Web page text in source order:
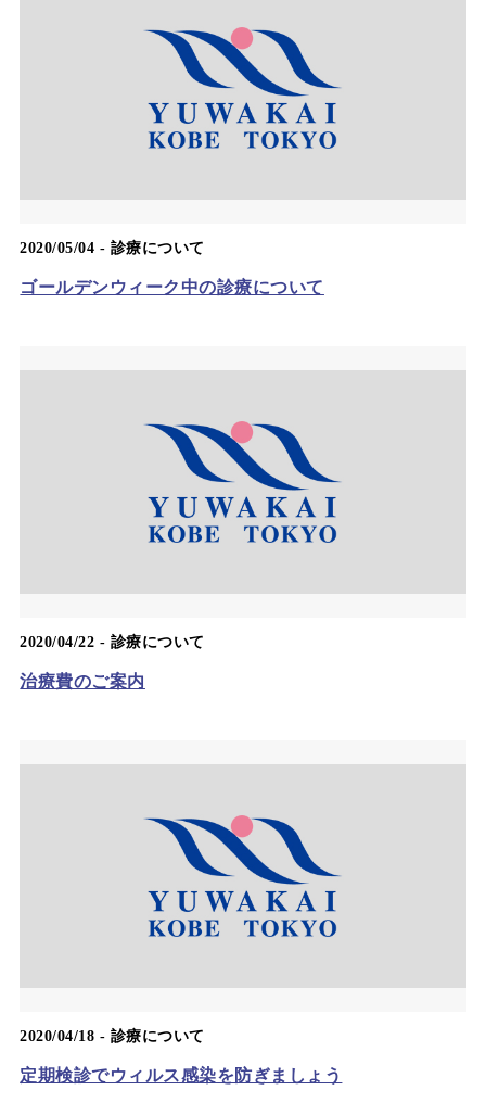
2020/05/04 - 診療について
ゴールデンウィーク中の診療について
2020/04/22 - 診療について
治療費のご案内
2020/04/18 - 診療について
定期検診でウィルス感染を防ぎましょう